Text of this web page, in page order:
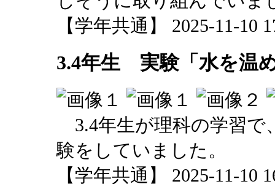
【学年共通】 2025-11-10
3.4年生 実験「水を温
3.4年生が理科の学習で
験をしていました。
【学年共通】 2025-11-10